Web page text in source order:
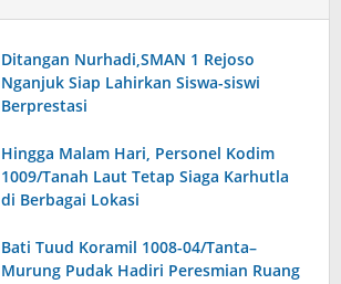
Ditangan Nurhadi,SMAN 1 Rejoso
Nganjuk Siap Lahirkan Siswa-siswi
Berprestasi
Hingga Malam Hari, Personel Kodim
1009/Tanah Laut Tetap Siaga Karhutla
di Berbagai Lokasi
Bati Tuud Koramil 1008-04/Tanta–
Murung Pudak Hadiri Peresmian Ruang